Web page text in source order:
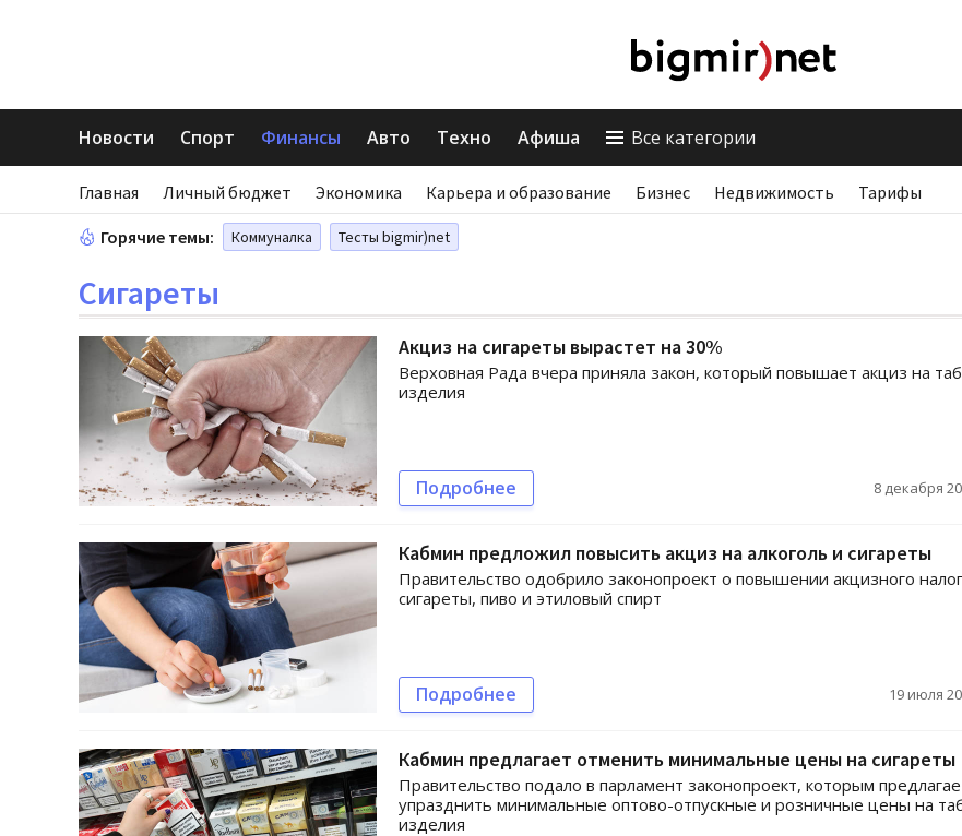
Новости Спорт Финансы Авто Техно Афиша Все категории
Главная Личный бюджет Экономика Карьера и образование Бизнес Недвижимость Тарифы
Горячие темы: Коммуналка Тесты bigmir)net
Сигареты
Акциз на сигареты вырастет на 30%
Верховная Рада вчера приняла закон, который повышает акциз на
изделия
Подробнее 8 декабря
Кабмин предложил повысить акциз на алкоголь и сигареты
Правительство одобрило законопроект о повышении акцизного
сигареты, пиво и этиловый спирт
Подробнее 19 июля
Кабмин предлагает отменить минимальные цены на сигареты
Правительство подало в парламент законопроект, которым
упразднить минимальные оптово-отпускные и розничные цены на
изделия